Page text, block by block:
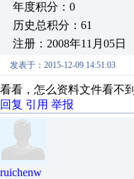
年度积分：0
历史总积分：61
注册：2008年11月05日
发表于：2015-12-09 14:51:03
看看，怎么资料文件看不到
回复 引用 举报
ruichenw